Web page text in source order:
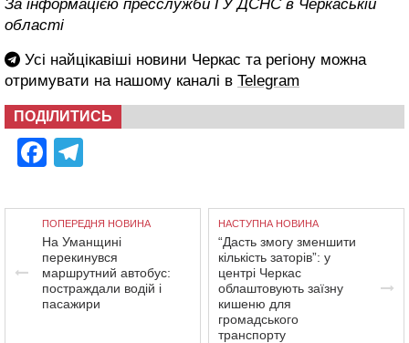
За інформацією пресслужби ГУ ДСНС в Черкаській
області
Усі найцікавіші новини Черкас та регіону можна
отримувати на нашому каналі в Telegram
ПОДІЛИТИСЬ
Facebook
ПОПЕРЕДНЯ НОВИНА
На Уманщині
перекинувся
маршрутний автобус:
постраждали водій і
пасажири
НАСТУПНА НОВИНА
“Дасть змогу зменшити
кількість заторів”: у
центрі Черкас
облаштовують заїзну
кишеню для
громадського
транспорту